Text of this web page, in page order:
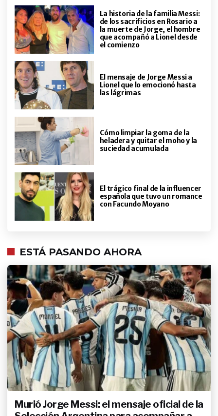
La historia de la familia Messi:
de los sacrificios en Rosario a
la muerte de Jorge, el hombre
que acompañó a Lionel desde
el comienzo
El mensaje de Jorge Messi a
Lionel que lo emocionó hasta
las lágrimas
Cómo limpiar la goma de la
heladera y quitar el moho y la
suciedad acumulada
El trágico final de la influencer
española que tuvo un romance
con Facundo Moyano
ESTÁ PASANDO AHORA
Murió Jorge Messi: el mensaje oficial de la